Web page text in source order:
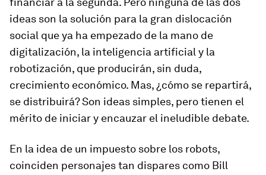
ideas son la solución para la gran dislocación
social que ya ha empezado de la mano de
digitalización, la inteligencia artificial y la
robotización, que producirán, sin duda,
crecimiento económico. Mas, ¿cómo se repartirá,
se distribuirá? Son ideas simples, pero tienen el
mérito de iniciar y encauzar el ineludible debate.
En la idea de un impuesto sobre los robots,
coinciden personajes tan dispares como Bill